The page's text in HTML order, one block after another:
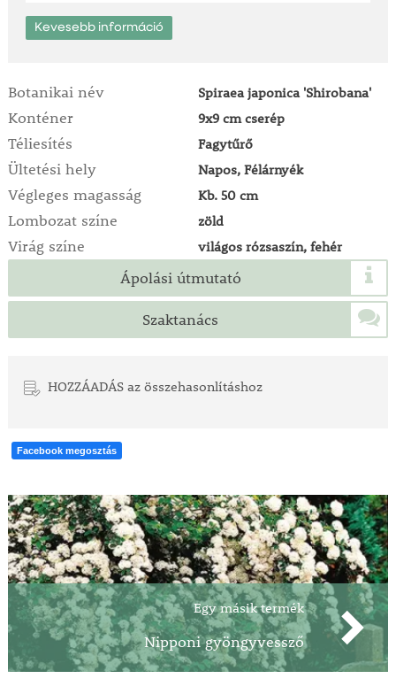
Kevesebb információ
Botanikai név Spiraea japonica 'Shirobana'
Konténer 9x9 cm cserép
Téliesítés Fagytűrő
Ültetési hely Napos, Félárnyék
Végleges magasság Kb. 50 cm
Lombozat színe zöld
Virág színe világos rózsaszín, fehér
Ápolási útmutató
Szaktanács
HOZZÁADÁS az összehasonlításhoz
Facebook megosztás
Egy másik termék
Nipponi gyöngyvessző